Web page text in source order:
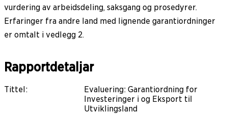
vurdering av arbeidsdeling, saksgang og prosedyrer.
Erfaringer fra andre land med lignende garantiordninger
er omtalt i vedlegg 2.
Rapportdetaljar
Tittel:
Evaluering: Garantiordning for
Investeringer i og Eksport til
Utviklingsland